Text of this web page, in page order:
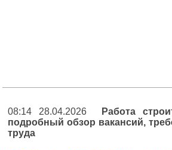
08:14 28.04.2026
Работа
подробный обзор вакансий,
труда